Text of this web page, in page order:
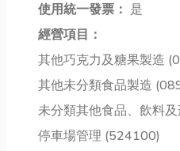
吧！ 防水工...
文末小
使用統一發票： 是
經營項目：
其他巧克力及糖果製造
其他未分類食品製造
未分類其他食品、飲料
停車場管理 (524100)